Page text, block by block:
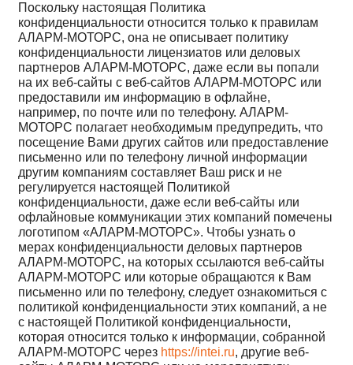
Поскольку настоящая Политика
конфиденциальности относится только к правилам
АЛАРМ-МОТОРС, она не описывает политику
конфиденциальности лицензиатов или деловых
партнеров АЛАРМ-МОТОРС, даже если вы попали
на их веб-сайты с веб-сайтов АЛАРМ-МОТОРС или
предоставили им информацию в офлайне,
например, по почте или по телефону. АЛАРМ-
МОТОРС полагает необходимым предупредить, что
посещение Вами других сайтов или предоставление
письменно или по телефону личной информации
другим компаниям составляет Ваш риск и не
регулируется настоящей Политикой
конфиденциальности, даже если веб-сайты или
офлайновые коммуникации этих компаний помечены
логотипом «АЛАРМ-МОТОРС». Чтобы узнать о
мерах конфиденциальности деловых партнеров
АЛАРМ-МОТОРС, на которых ссылаются веб-сайты
АЛАРМ-МОТОРС или которые обращаются к Вам
письменно или по телефону, следует ознакомиться с
политикой конфиденциальности этих компаний, а не
с настоящей Политикой конфиденциальности,
которая относится только к информации, собранной
АЛАРМ-МОТОРС через https://intei.ru, другие веб-